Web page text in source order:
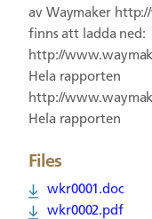
av Waymaker
finns att ladda ned:
http://
Hela rapporten
http://
Hela rapporten
Files
wkr0001.doc
wkr0002.pdf